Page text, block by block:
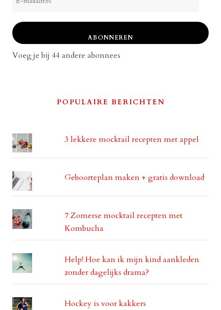
mailadres
ABONNEREN
Voeg je bij 44 andere abonnees
POPULAIRE BERICHTEN
3 lekkere mocktail recepten met appel
Geboorteplan maken + gratis download
7 Zomerse mocktail recepten met
Kombucha
Help! Hoe kan ik mijn kind aankleden
zonder dagelijks drama?
Hockey is voor kakkers